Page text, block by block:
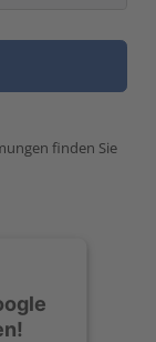
finden Sie